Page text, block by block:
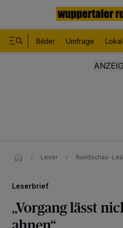
Bilder Umfrage
Leser Rundschau-
Leserbrief
„Vorgang lässt
ahnen“